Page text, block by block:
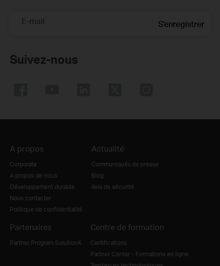
E-mail S'enregistrer
Suivez-nous
A propos
Corporate
A propos de nous
Développement durable
Nous contacter
Politique de confidentialité
Actualité
Communiqués de presse
Blog
Avis de sécurité
Partenaires
Partner Program SolutionX
Centre de formation
Certifications
Partner Center - Formations en ligne